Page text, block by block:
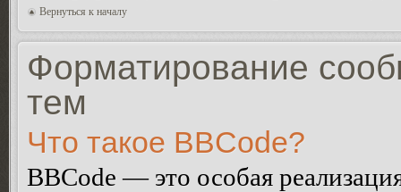
Вернуться к началу
Форматирование
тем
Что такое BBCode?
BBCode — это особая